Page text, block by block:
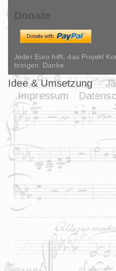
Donate
Jeder Euro hilft, das Projekt
bringen. Danke.
Idee & Umsetzung
Impressum